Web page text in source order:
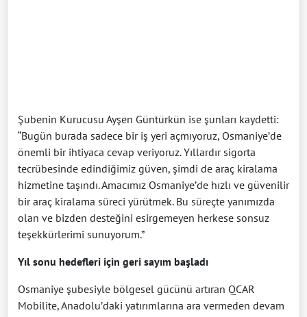
Şubenin Kurucusu Ayşen Güntürkün ise şunları kaydetti:
“Bugün burada sadece bir iş yeri açmıyoruz, Osmaniye’de
önemli bir ihtiyaca cevap veriyoruz. Yıllardır sigorta
tecrübesinde edindiğimiz güven, şimdi de araç kiralama
hizmetine taşındı. Amacımız Osmaniye’de hızlı ve güvenilir
bir araç kiralama süreci yürütmek. Bu süreçte yanımızda
olan ve bizden desteğini esirgemeyen herkese sonsuz
teşekkürlerimi sunuyorum.”
Yıl sonu hedefleri için geri sayım başladı
Osmaniye şubesiyle bölgesel gücünü artıran QCAR
Mobilite, Anadolu’daki yatırımlarına ara vermeden devam